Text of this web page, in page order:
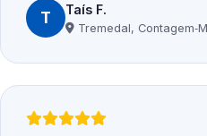
T Taís F.
Tremedal,